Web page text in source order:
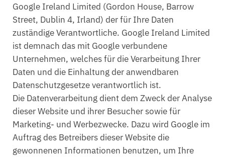
Google Ireland Limited (Gordon House, Barrow
Street, Dublin 4, Irland) der für Ihre Daten
zuständige Verantwortliche. Google Ireland Limited
ist demnach das mit Google verbundene
Unternehmen, welches für die Verarbeitung Ihrer
Daten und die Einhaltung der anwendbaren
Datenschutzgesetze verantwortlich ist.
Die Datenverarbeitung dient dem Zweck der Analyse
dieser Website und ihrer Besucher sowie für
Marketing- und Werbezwecke. Dazu wird Google im
Auftrag des Betreibers dieser Website die
gewonnenen Informationen benutzen, um Ihre